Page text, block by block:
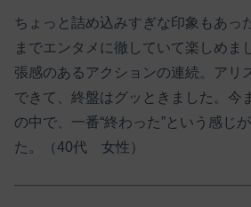
ちょっと詰め込みすぎな印象もあっ
までエンタメに徹していて楽しめま
張感のあるアクションの連続。アリ
できて、終盤はグッときました。今
の中で、一番“終わった”という感じ
た。（40代 女性）